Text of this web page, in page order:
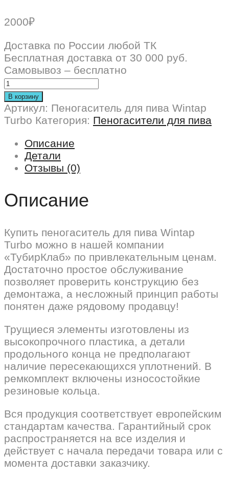
2000₽
Доставка по России любой ТК
Бесплатная доставка от 30 000 руб.
Самовывоз – бесплатно
В корзину
Артикул: Пеногаситель для пива Wintap
Turbo Категория: Пеногасители для пива
Описание
Детали
Отзывы (0)
Описание
Купить пеногаситель для пива Wintap
Turbo можно в нашей компании
«ТубирКлаб» по привлекательным ценам.
Достаточно простое обслуживание
позволяет проверить конструкцию без
демонтажа, а несложный принцип работы
понятен даже рядовому продавцу!
Трущиеся элементы изготовлены из
высокопрочного пластика, а детали
продольного конца не предполагают
наличие пересекающихся уплотнений. В
ремкомплект включены износостойкие
резиновые кольца.
Вся продукция соответствует европейским
стандартам качества. Гарантийный срок
распространяется на все изделия и
действует с начала передачи товара или с
момента доставки заказчику.